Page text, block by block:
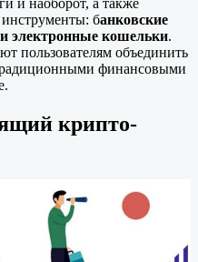
и наоборот, а также
банковские
электронные кошельки.
пользователям объединить
финансовыми
крипто-